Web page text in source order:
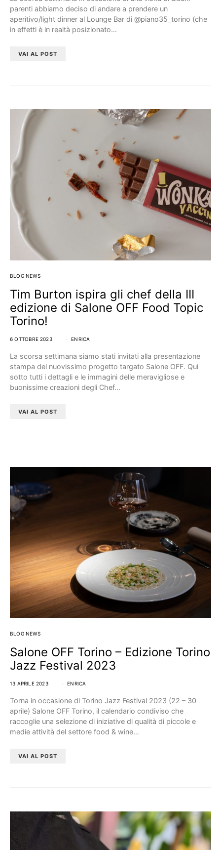
parenti abbiamo deciso di andare a prendere un
aperitivo/light dinner al Lounge Bar di @piano35_torino (che
in effetti è in realtà posizionato…
VAI AL POST
BLOG NEWS
Tim Burton ispira gli chef della III
edizione di Salone OFF Food Topic
Torino!
6 OTTOBRE 2023 ENRICA
La scorsa settimana siamo stati invitati alla presentazione
stampa del nuovissimo progetto targato Salone OFF. Qui
sotto tutti i dettagli e le immagini delle meravigliose e
buonissime creazioni degli Chef…
VAI AL POST
BLOG NEWS
Salone OFF Torino – Edizione Torino
Jazz Festival 2023
13 APRILE 2023 ENRICA
Torna in occasione di Torino Jazz Festival 2023 (22 – 30
aprile) Salone OFF Torino, il calendario condiviso che
raccoglie una selezione di iniziative di qualità di piccole e
medie attività del settore food & wine…
VAI AL POST